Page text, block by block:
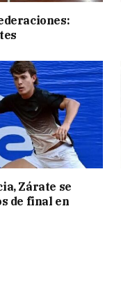
Zárate se
de final en